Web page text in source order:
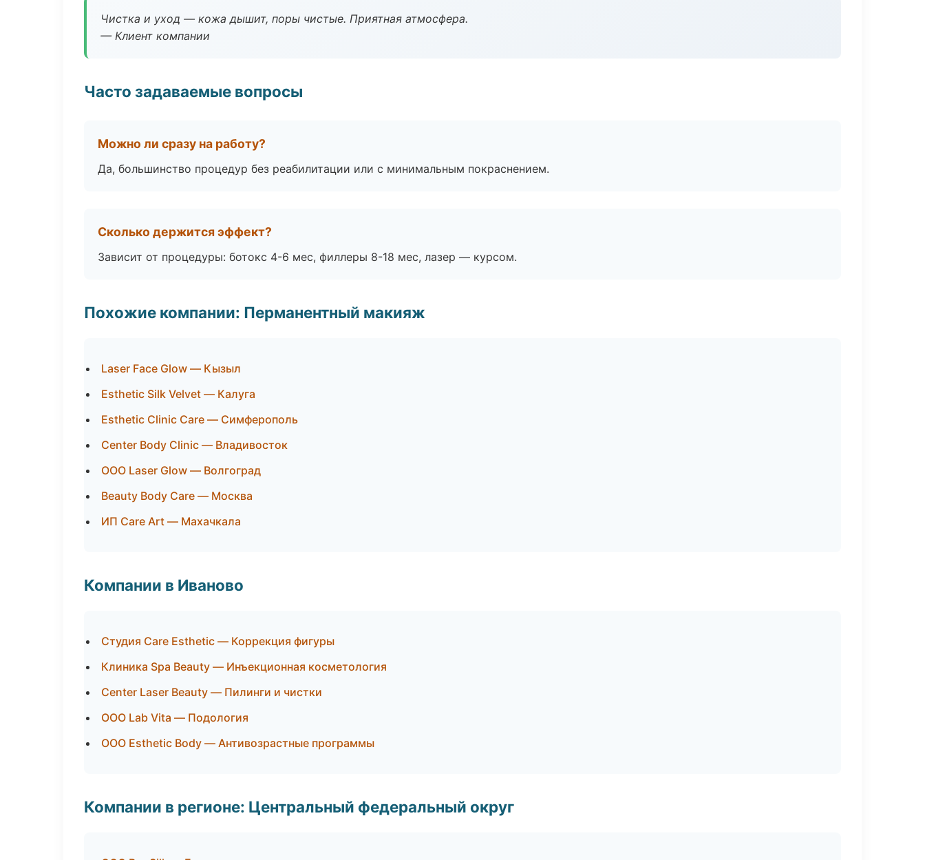
Чистка и уход — кожа дышит, поры чистые. Приятная атмосфера.
— Клиент компании
Часто задаваемые вопросы
Можно ли сразу на работу?
Да, большинство процедур без реабилитации или с минимальным покраснением.
Сколько держится эффект?
Зависит от процедуры: ботокс 4-6 мес, филлеры 8-18 мес, лазер — курсом.
Похожие компании: Перманентный макияж
Laser Face Glow — Кызыл
Esthetic Silk Velvet — Калуга
Esthetic Clinic Care — Симферополь
Center Body Clinic — Владивосток
ООО Laser Glow — Волгоград
Beauty Body Care — Москва
ИП Care Art — Махачкала
Компании в Иваново
Студия Care Esthetic — Коррекция фигуры
Клиника Spa Beauty — Инъекционная косметология
Center Laser Beauty — Пилинги и чистки
ООО Lab Vita — Подология
ООО Esthetic Body — Антивозрастные программы
Компании в регионе: Центральный федеральный округ